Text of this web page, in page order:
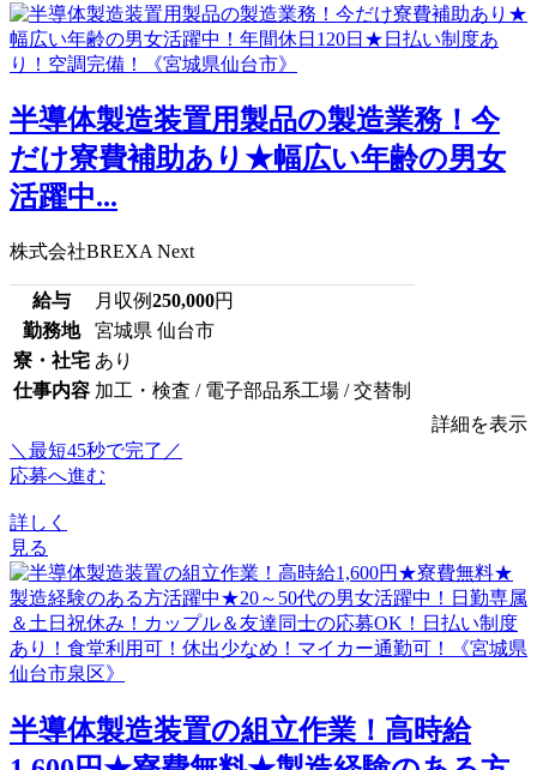
半導体製造装置用製品の製造業務！今
だけ寮費補助あり★幅広い年齢の男女
活躍中...
株式会社BREXA Next
給与 月収例250,000円
勤務地
宮城県 仙台市
寮・社宅 あり
仕事内容 加工・検査 / 電子部品系工場 / 交替制
詳細を表示
＼最短45秒で完了／
応募へ進む
詳しく
見る
半導体製造装置の組立作業！高時給